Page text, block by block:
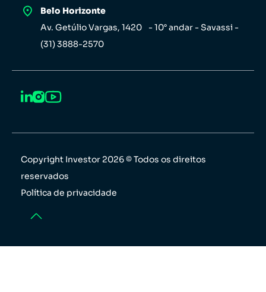
Belo Horizonte
Av. Getúlio Vargas, 1420 - 10° andar - Savassi -
(31) 3888-2570
Copyright Investor 2026 © Todos os direitos
reservados
Política de privacidade